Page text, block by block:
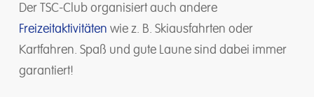
Der TSC-Club organisiert auch andere
Freizeitaktivitäten wie z. B. Skiausfahrten oder
Kartfahren. Spaß und gute Laune sind dabei immer
garantiert!